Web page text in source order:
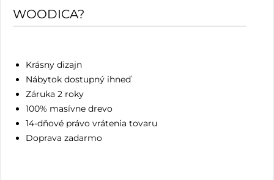
WOODICA?
Krásny dizajn
Nábytok dostupný ihneď
Záruka 2 roky
100% masívne drevo
14-dňové právo vrátenia tovaru
Doprava zadarmo